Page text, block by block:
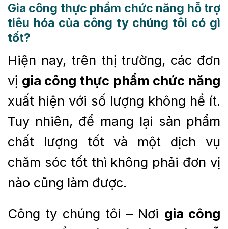
Gia công thực phẩm chức năng hỗ trợ
tiêu hóa của công ty chúng tôi có gì
tốt?
Hiện nay, trên thị trường, các đơn
vị gia công thực phẩm chức năng
xuất hiện với số lượng không hề ít.
Tuy nhiên, để mang lại sản phẩm
chất lượng tốt và một dịch vụ
chăm sóc tốt thì không phải đơn vị
nào cũng làm được.
Công ty chúng tôi – Nơi gia công